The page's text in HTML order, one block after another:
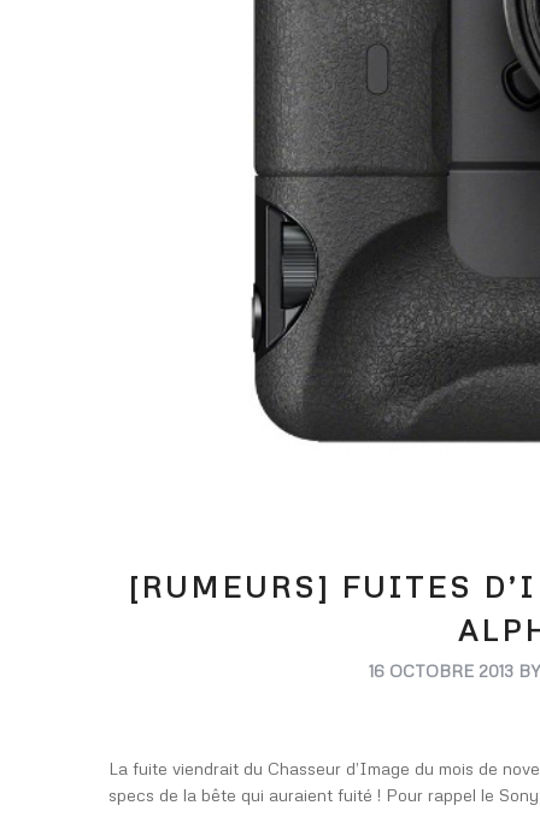
[RUMEURS] FUITES
16 OCTOBRE 2013
La fuite viendrait du Chasseur d’Image du mois de
specs de la bête qui auraient fuité ! Pour rappel le